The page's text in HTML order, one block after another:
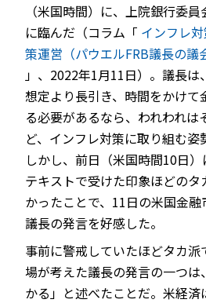
（米国時間）に、上院銀行委
に臨んだ（コラム「 インフレ
策運営（パウエルFRB議長の議
」、2022年1月11日）。議長は
想定より長引き、時間をかけ
る必要があるなら、われわれは
ど、インフレ対策に取り組む姿
しかし、前日（米国時間10日
テキストで受けた印象ほどの
かったことで、11日の米国金
議長の発言を好感した。
事前に警戒していたほどタカ
場が考えた議長の発言の一つ
かる」と述べたことだ。米経